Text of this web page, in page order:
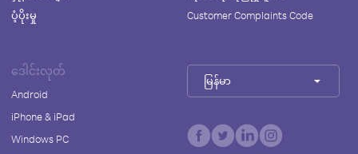
ပံ့ပိုးမှု
Customer Complaints Code
ဒေါင်းလုတ်
Android
iPhone & iPad
Windows PC
မြန်မာ